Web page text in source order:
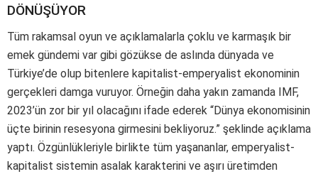
DÖNÜŞÜYOR
Tüm rakamsal oyun ve açıklamalarla çoklu ve karmaşık bir
emek gündemi var gibi gözükse de aslında dünyada ve
Türkiye’de olup bitenlere kapitalist-emperyalist ekonominin
gerçekleri damga vuruyor. Örneğin daha yakın zamanda IMF,
2023’ün zor bir yıl olacağını ifade ederek “Dünya ekonomisinin
üçte birinin resesyona girmesini bekliyoruz.” şeklinde açıklama
yaptı. Özgünlükleriyle birlikte tüm yaşananlar, emperyalist-
kapitalist sistemin asalak karakterini ve aşırı üretimden